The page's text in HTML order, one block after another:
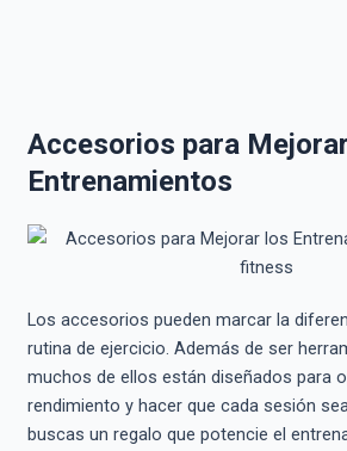
Accesorios para
Entrenamientos
Los accesorios pueden marcar la
rutina de ejercicio. Además de ser
muchos de ellos están diseñados para
rendimiento y hacer que cada sesión
buscas un regalo que potencie el